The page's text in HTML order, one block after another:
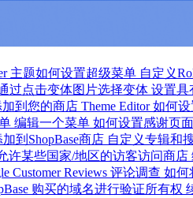
主题如何设置超级菜单 自定义
过点击变体图片选择变体 设置具
到您的商店 Theme Editor 如何
编辑一个菜单 如何设置感谢页
到ShopBase商店 自定义专辑和
许某些国家/地区的访客访问商店
Customer Reviews 评论调查 如何
购买的域名进行验证所有权